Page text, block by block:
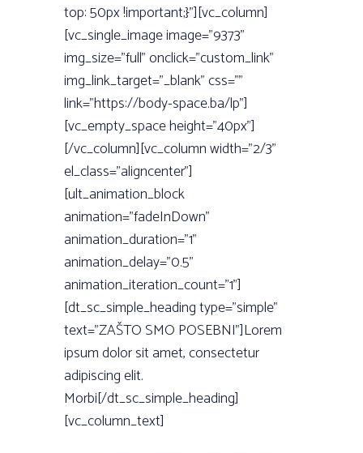
top: 50px !important;}”][vc_column]
[vc_single_image image=”9373”
img_size=”full” onclick=”custom_link”
img_link_target=”_blank” css=””
link=”https://body-space.ba/lp”]
[vc_empty_space height=”40px”]
[/vc_column][vc_column width=”2/3”
el_class=”aligncenter”]
[ult_animation_block
animation=”fadeInDown”
animation_duration=”1”
animation_delay=”0.5”
animation_iteration_count=”1”]
[dt_sc_simple_heading type=”simple”
text=”ZAŠTO SMO POSEBNI”]Lorem
ipsum dolor sit amet, consectetur
adipiscing elit.
Morbi[/dt_sc_simple_heading]
[vc_column_text]